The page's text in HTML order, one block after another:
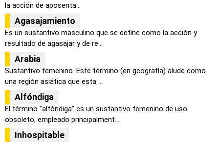
la acción de aposenta...
Agasajamiento
Es un sustantivo masculino que se define como la acción y
resultado de agasajar y de re...
Arabia
Sustantivo femenino. Este término (en geografía) alude como
una región asiática que esta ...
Alfóndiga
El término "alfóndiga" es un sustantivo femenino de uso
obsoleto, empleado principalment...
Inhospitable